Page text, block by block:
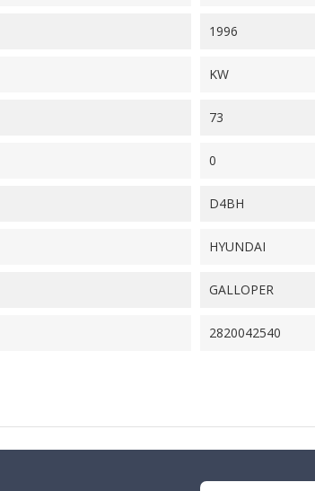
1996
KW
73
0
D4BH
HYUNDAI
GALLOPER
2820042540